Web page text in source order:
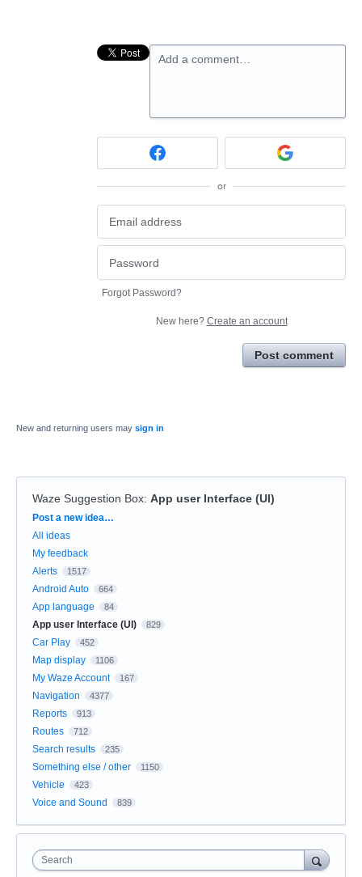
Add a comment…
or
Forgot Password?
New here? Create an account
Post comment
New and returning users may sign in
Waze Suggestion Box: App user Interface (UI)
Categories
Post a new idea…
All ideas
My feedback
Alerts
1517
Android Auto 664
App language 84
App user Interface (UI) 829
Car Play 452
Map display 1106
My Waze Account 167
Navigation 4377
Reports 913
Routes 712
Search results 235
Something else / other 1150
Vehicle 423
Voice and Sound 839
Search